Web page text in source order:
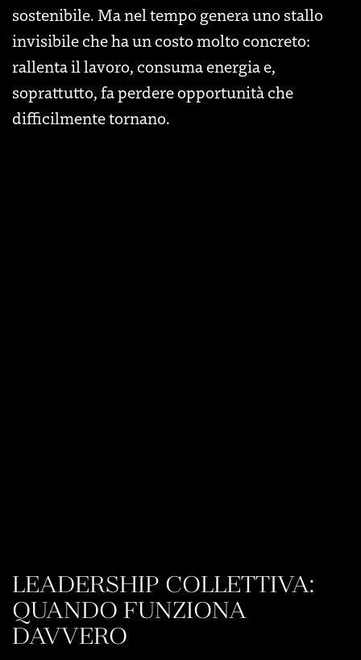
sostenibile. Ma nel tempo genera uno stallo
invisibile che ha un costo molto concreto:
rallenta il lavoro, consuma energia e,
soprattutto, fa perdere opportunità che
difficilmente tornano.
LEADERSHIP COLLETTIVA:
QUANDO FUNZIONA
DAVVERO